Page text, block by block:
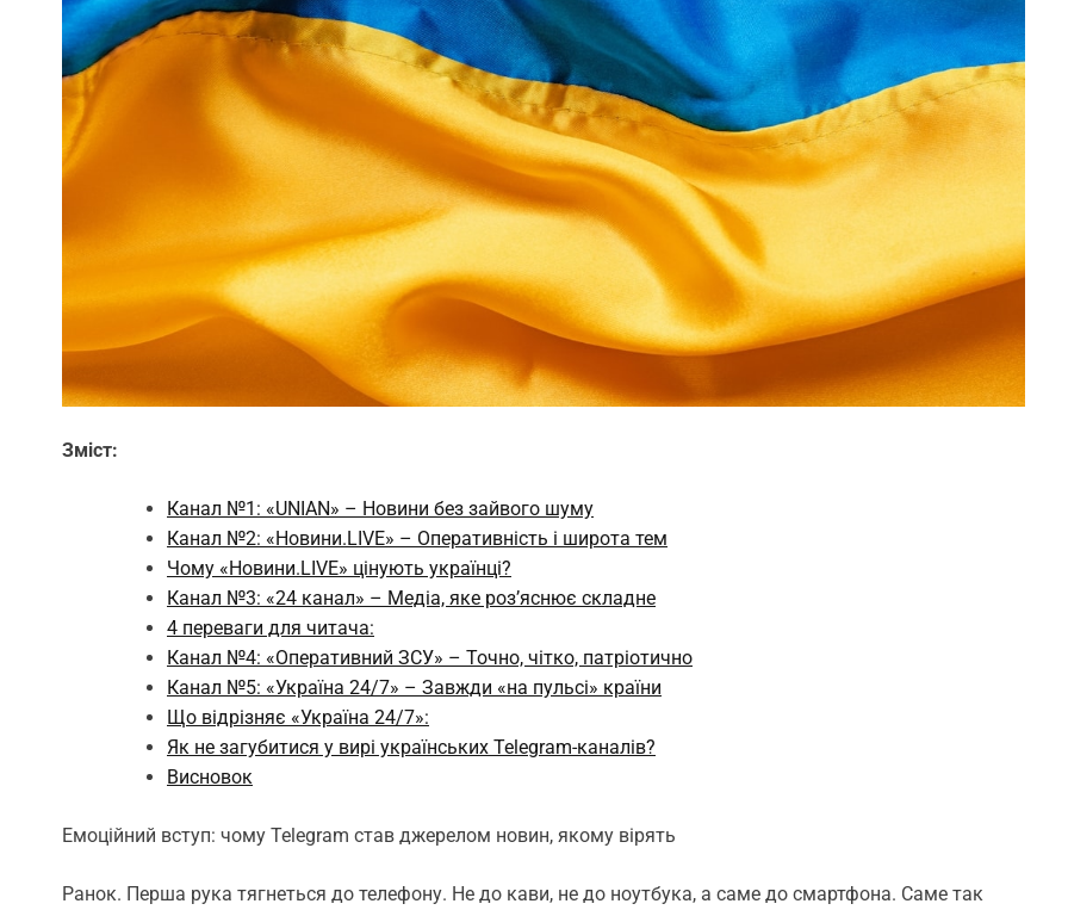
Зміст:
Канал №1: «UNIAN» – Новини без зайвого шуму
Канал №2: «Новини.LIVE» – Оперативність і широта тем
Чому «Новини.LIVE» цінують українці?
Канал №3: «24 канал» – Медіа, яке роз’яснює складне
4 переваги для читача:
Канал №4: «Оперативний ЗСУ» – Точно, чітко, патріотично
Канал №5: «Україна 24/7» – Завжди «на пульсі» країни
Що відрізняє «Україна 24/7»:
Як не загубитися у вирі українських Telegram-каналів?
Висновок
Емоційний вступ: чому Telegram став джерелом новин, якому вірять
Ранок. Перша рука тягнеться до телефону. Не до кави, не до ноутбука, а саме до смартфона. Саме так